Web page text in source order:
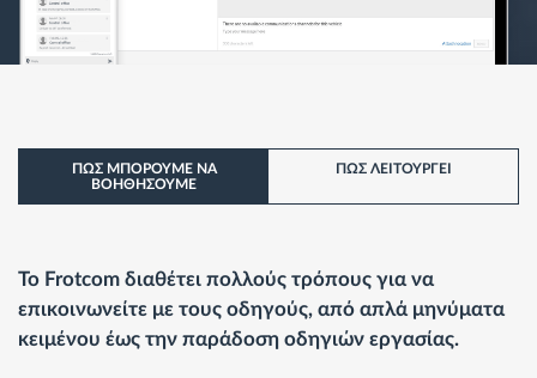
ΠΩΣ ΜΠΟΡΟΥΜΕ ΝΑ
ΒΟΗΘΗΣΟΥΜΕ
ΠΩΣ ΛΕΙΤΟΥΡΓΕI
Το Frotcom διαθέτει πολλούς τρόπους για να
επικοινωνείτε με τους οδηγούς, από απλά μηνύματα
κειμένου έως την παράδοση οδηγιών εργασίας.